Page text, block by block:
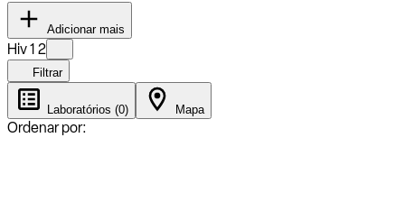
Adicionar mais
Hiv 1 2
Filtrar
Laboratórios (0) Mapa
Ordenar por: